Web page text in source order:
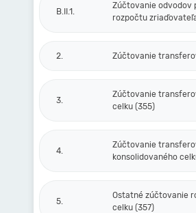
B.II.1.
Zúčtovanie odvodov
rozpočtu
2. Zúčtovanie
3.
Zúčtovanie
celku (355)
4.
Zúčtovanie
konsolidovaného
5.
Ostatné zúčtovanie
celku (357)